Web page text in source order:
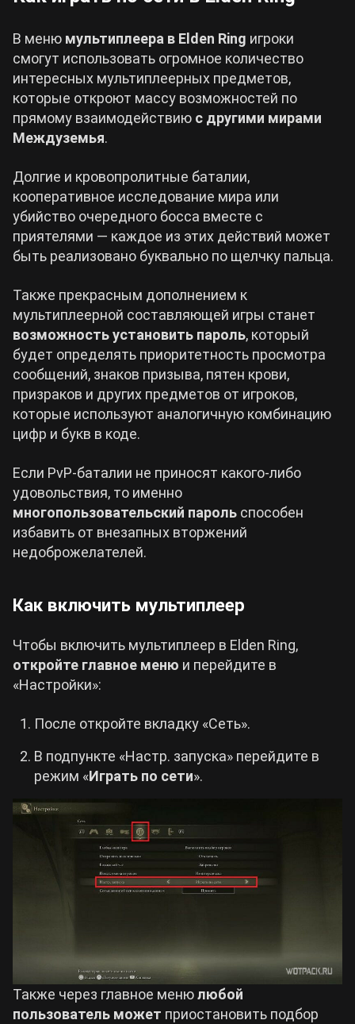
В меню мультиплеера в Elden Ring игроки
смогут использовать огромное количество
интересных мультиплеерных предметов,
которые откроют массу возможностей по
прямому взаимодействию с другими мирами
Междуземья.
Долгие и кровопролитные баталии,
кооперативное исследование мира или
убийство очередного босса вместе с
приятелями — каждое из этих действий может
быть реализовано буквально по щелчку пальца.
Также прекрасным дополнением к
мультиплеерной составляющей игры станет
возможность установить пароль, который
будет определять приоритетность просмотра
сообщений, знаков призыва, пятен крови,
призраков и других предметов от игроков,
которые используют аналогичную комбинацию
цифр и букв в коде.
Если PvP-баталии не приносят какого-либо
удовольствия, то именно
многопользовательский пароль способен
избавить от внезапных вторжений
недоброжелателей.
Как включить мультиплеер
Чтобы включить мультиплеер в Elden Ring,
откройте главное меню и перейдите в
«Настройки»:
После откройте вкладку «Сеть».
В подпункте «Настр. запуска» перейдите в
режим «Играть по сети».
Также через главное менюлюбой
пользователь может приостановить подбор